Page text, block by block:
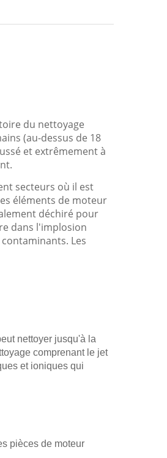
du nettoyage
(au-dessus de 18
et extrêmement à
secteurs où il est
éléments de moteur
déchiré pour
dans l'implosion
Les
nettoyer jusqu'à la
comprenant le jet
et ioniques qui
pièces de moteur